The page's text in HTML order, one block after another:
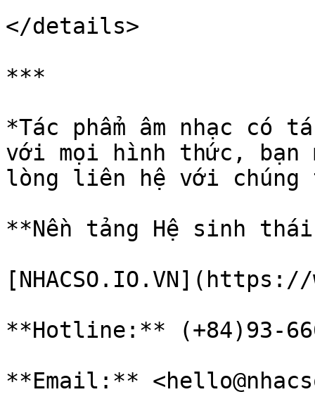
</details>
***
*Tác phẩm âm nhạc có
với mọi hình thức, bạn
lòng liên hệ với
**Nền tảng Hệ sinh
**Hotline:** (+84)93-
**Email:**